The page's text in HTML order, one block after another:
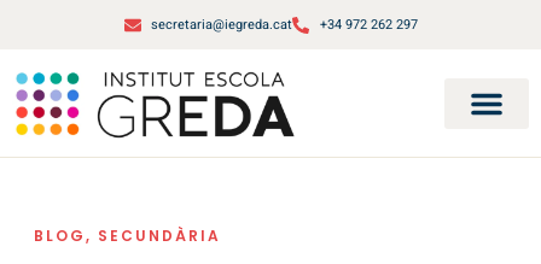
secretaria@iegreda.cat +34 972 262 297
BLOG, SECUNDÀRIA